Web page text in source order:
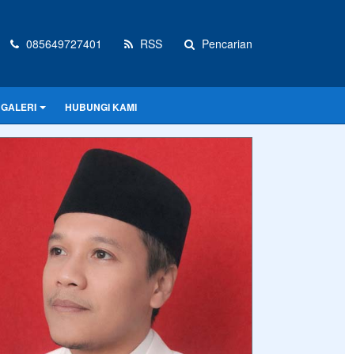
085649727401 RSS Pencarian
GALERI HUBUNGI KAMI